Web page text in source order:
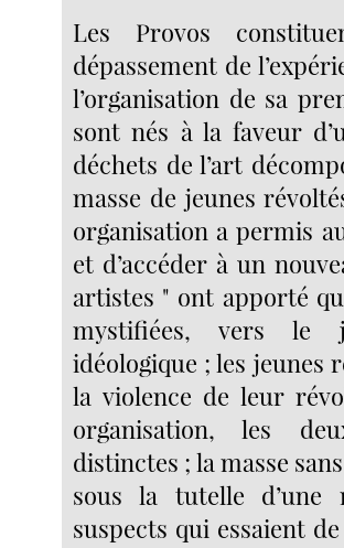
Les Provos
dépassement de
l’organisation de sa
sont nés à la faveur
déchets de l’art
masse de jeunes
organisation a permis
et d’accéder à un
artistes " ont apporté
mystifiées, vers le
idéologique ; les jeunes
la violence de leur
organisation, les
distinctes ; la masse
sous la tutelle d’une
suspects qui essaient